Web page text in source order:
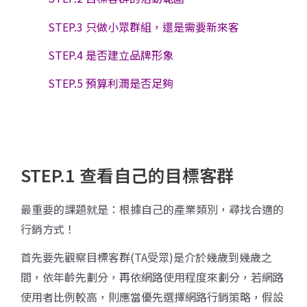
STEP.3 只做小眾群組，還是需要新來客
STEP.4 是否建立品牌形象
STEP.5 預算利潤是否足夠
STEP.1 查看自己的目標客群
最重要的課題就是：根據自己的產業類別，尋找合適的
行銷方式！
首先要先觀察目標客群(TA受眾)是介於幾歲到幾歲之
間，依年齡先劃分，再依網路使用程度來劃分，若網路
使用者比例較高，則應當優先選擇網路行銷策略，假設